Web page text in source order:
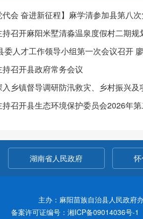
持召开县政府常务会议
湖南省人民政府
主办：麻阳苗族自治县人民政
备案许可证编号：湘ICP备09014036号-1